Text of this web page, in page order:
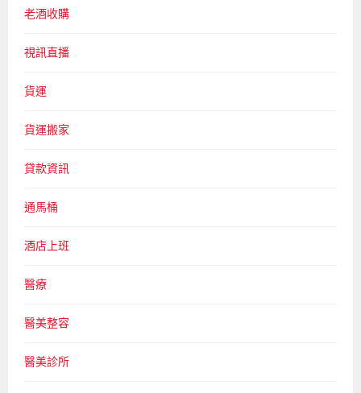
老酒收購
視訊直播
貨運
貨運搬家
貸款資訊
通馬桶
酒店上班
醫療
醫美整容
醫美診所